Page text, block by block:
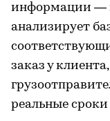
информации —
анализирует
заказ у
реальные